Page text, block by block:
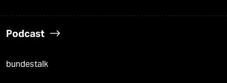
Podcast
bundestalk